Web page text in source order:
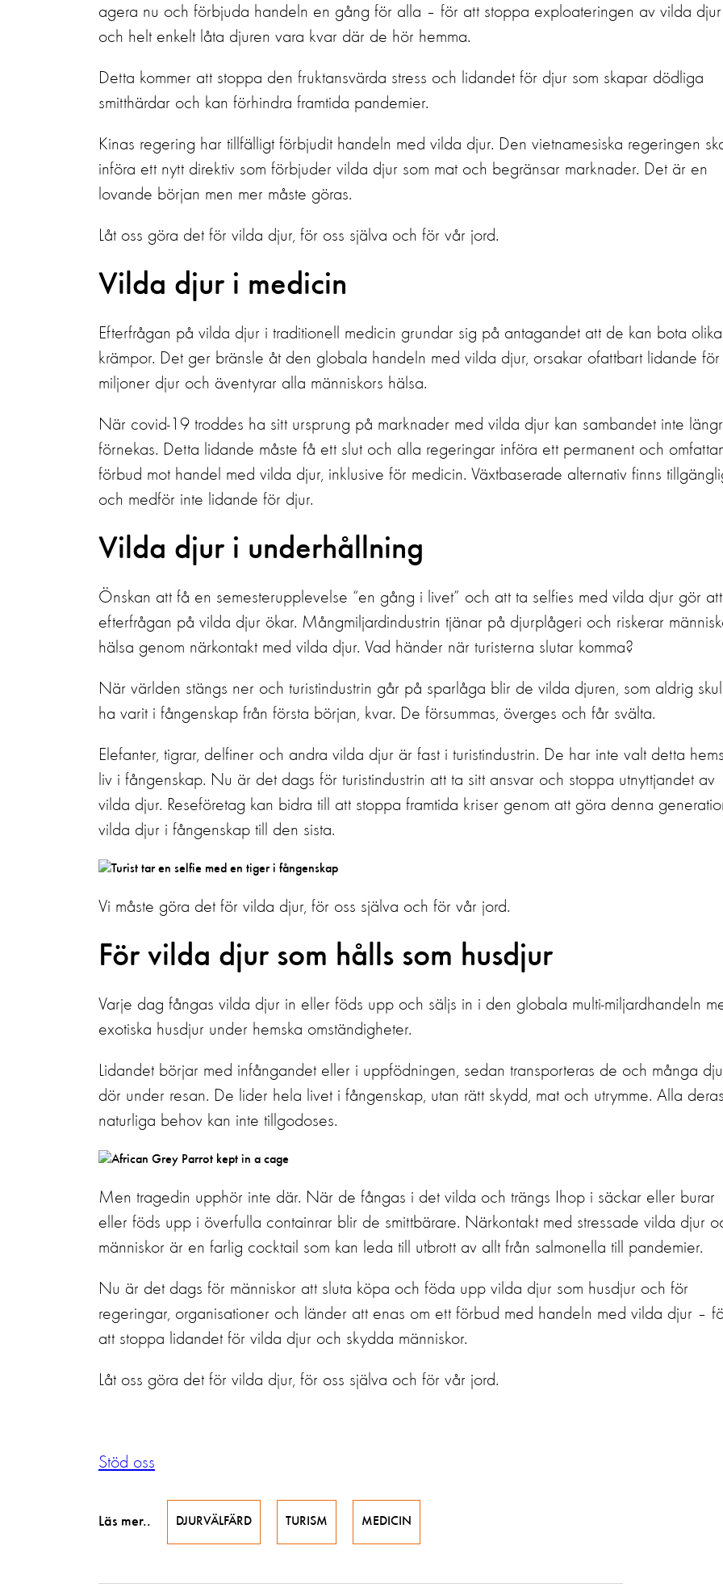
agera nu och förbjuda handeln en gång för alla – för att stoppa exploateringen av vilda djur
och helt enkelt låta djuren vara kvar där de hör hemma.
Detta kommer att stoppa den fruktansvärda stress och lidandet för djur som skapar dödliga
smitthärdar och kan förhindra framtida pandemier.
Kinas regering har tillfälligt förbjudit handeln med vilda djur. Den vietnamesiska regeringen
införa ett nytt direktiv som förbjuder vilda djur som mat och begränsar marknader. Det är en
lovande början men mer måste göras.
Låt oss göra det för vilda djur, för oss själva och för vår jord.
Vilda djur i medicin
Efterfrågan på vilda djur i traditionell medicin grundar sig på antagandet att de kan bota olika
krämpor. Det ger bränsle åt den globala handeln med vilda djur, orsakar ofattbart lidande för
miljoner djur och äventyrar alla människors hälsa.
När covid-19 troddes ha sitt ursprung på marknader med vilda djur kan sambandet inte
förnekas. Detta lidande måste få ett slut och alla regeringar införa ett permanent och
förbud mot handel med vilda djur, inklusive för medicin. Växtbaserade alternativ finns
och medför inte lidande för djur.
Vilda djur i underhållning
Önskan att få en semesterupplevelse “en gång i livet” och att ta selfies med vilda djur gör att
efterfrågan på vilda djur ökar. Mångmiljardindustrin tjänar på djurplågeri och riskerar
hälsa genom närkontakt med vilda djur. Vad händer när turisterna slutar komma?
När världen stängs ner och turistindustrin går på sparlåga blir de vilda djuren, som aldrig
ha varit i fångenskap från första början, kvar. De försummas, överges och får svälta.
Elefanter, tigrar, delfiner och andra vilda djur är fast i turistindustrin. De har inte valt detta
liv i fångenskap. Nu är det dags för turistindustrin att ta sitt ansvar och stoppa utnyttjandet av
vilda djur. Reseföretag kan bidra till att stoppa framtida kriser genom att göra denna
vilda djur i fångenskap till den sista.
Vi måste göra det för vilda djur, för oss själva och för vår jord.
För vilda djur som hålls som husdjur
Varje dag fångas vilda djur in eller föds upp och säljs in i den globala multi-miljardhandeln
exotiska husdjur under hemska omständigheter.
Lidandet börjar med infångandet eller i uppfödningen, sedan transporteras de och många
dör under resan. De lider hela livet i fångenskap, utan rätt skydd, mat och utrymme. Alla deras
naturliga behov kan inte tillgodoses.
Men tragedin upphör inte där. När de fångas i det vilda och trängs Ihop i säckar eller burar
eller föds upp i överfulla containrar blir de smittbärare. Närkontakt med stressade vilda djur
människor är en farlig cocktail som kan leda till utbrott av allt från salmonella till pandemier.
Nu är det dags för människor att sluta köpa och föda upp vilda djur som husdjur och för
regeringar, organisationer och länder att enas om ett förbud med handeln med vilda djur –
att stoppa lidandet för vilda djur och skydda människor.
Låt oss göra det för vilda djur, för oss själva och för vår jord.
Stöd oss
Läs mer.. DJURVÄLFÄRD TURISM MEDICIN